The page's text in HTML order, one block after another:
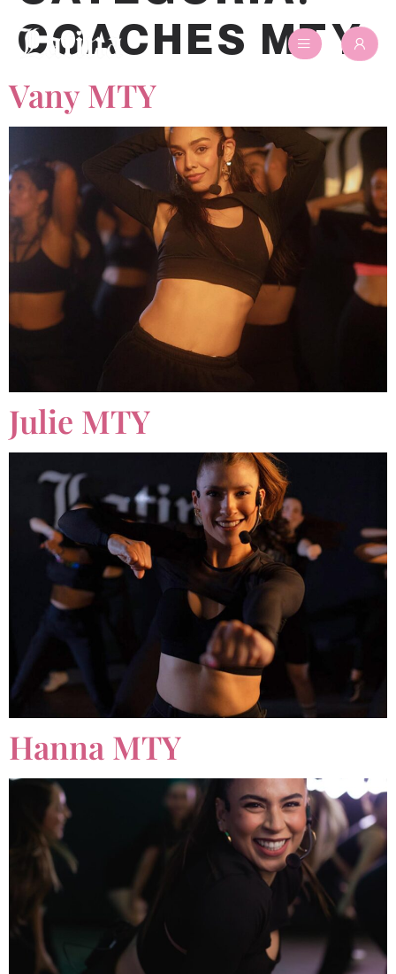
COACHES MTY
Vany MTY
Julie MTY
Hanna MTY